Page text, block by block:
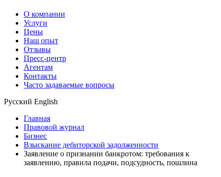
О компании
Услуги
Цены
Наш опыт
Отзывы
Пресс-центр
Агентам
Контакты
Часто задаваемые вопросы
Русский English
Главная
Правовой журнал
Бизнес
Взыскание дебиторской задолженности
Заявление о признании банкротом: требования к
заявлению, правила подачи, подсудность, пошлина